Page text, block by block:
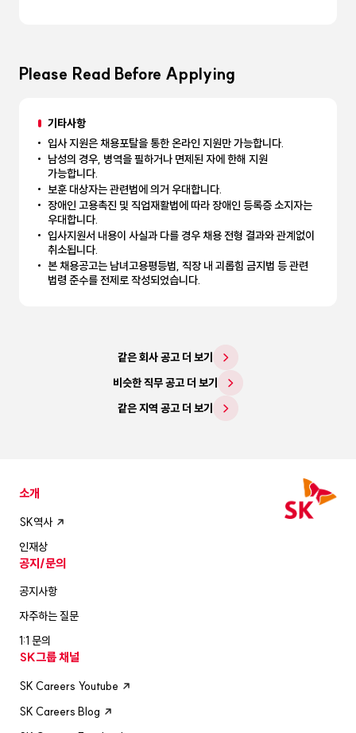
Please Read Before Applying
기타사항
입사 지원은 채용포탈을 통한 온라인 지원만 가능합니다.
남성의 경우, 병역을 필하거나 면제된 자에 한해 지원
가능합니다.
보훈 대상자는 관련법에 의거 우대합니다.
장애인 고용촉진 및 직업재활법에 따라 장애인 등록증 소지자는
우대합니다.
입사지원서 내용이 사실과 다를 경우 채용 전형 결과와 관계없이
취소됩니다.
본 채용공고는 남녀고용평등법, 직장 내 괴롭힘 금지법 등 관련
법령 준수를 전제로 작성되었습니다.
같은 회사 공고 더 보기
비슷한 직무 공고 더 보기
같은 지역 공고 더 보기
소개
SK역사
인재상
공지/문의
공지사항
자주하는 질문
1:1 문의
SK그룹 채널
SK Careers Youtube
SK Careers Blog